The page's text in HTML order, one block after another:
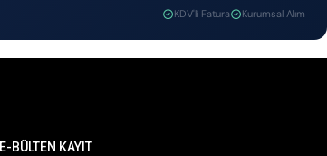
KDV'li Fatura Kurumsal Alım
E-BÜLTEN KAYIT